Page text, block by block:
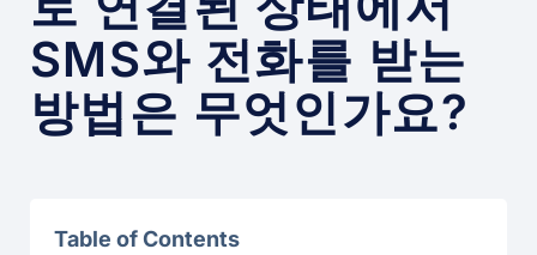
SMS와 전화를 받는
방법은 무엇인가요?
Table of Contents